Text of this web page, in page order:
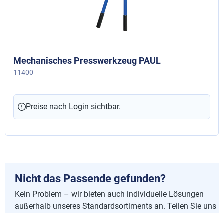
Mechanisches Presswerkzeug PAUL
11400
Preise nach Login sichtbar.
Nicht das Passende gefunden?
Kein Problem – wir bieten auch individuelle Lösungen
außerhalb unseres Standardsortiments an. Teilen Sie uns